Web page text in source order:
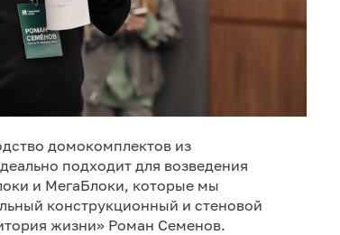
домокомплектов из
подходит для возведения
и МегаБлоки, которые мы
конструкционный и стеновой
жизни» Роман Семенов.